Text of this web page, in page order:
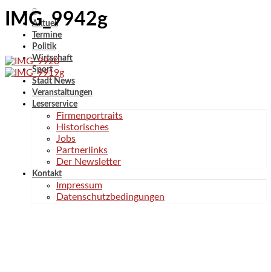
Aktuell
Termine
Politik
Wirtschaft
Sport
Stadt News
Veranstaltungen
Leserservice
Firmenportraits
Historisches
Jobs
Partnerlinks
Der Newsletter
Kontakt
Impressum
Datenschutzbedingungen
IMG_9942g